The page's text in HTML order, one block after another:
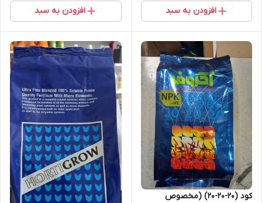
افزودن به سبد افزودن به سبد
کود (20-20-20) (مخصوص